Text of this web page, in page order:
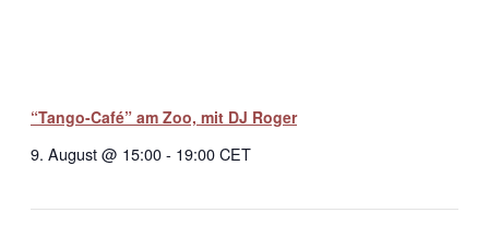
“Tango-Café” am Zoo, mit DJ Roger
9. August @ 15:00- 19:00CET